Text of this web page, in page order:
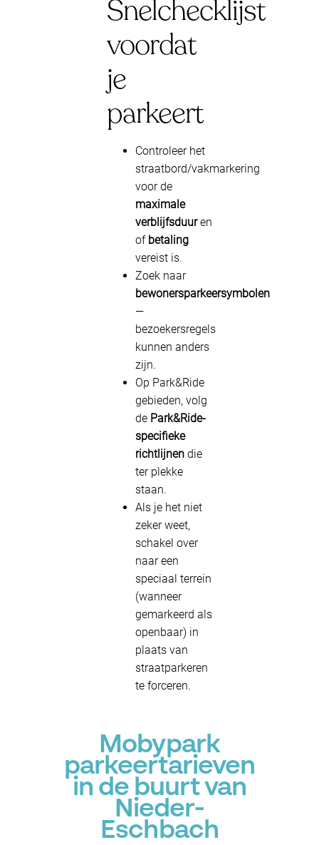
Snelchecklijst
voordat
je
parkeert
Controleer het
straatbord/vakmarkering
voor de
maximale
verblijfsduuren
of betaling
vereist is.
Zoek naar
bewonersparkeersymbolen
—
bezoekersregels
kunnen anders
zijn.
Op Park&Ride
gebieden, volg
de Park&Ride-
specifieke
richtlijnen die
ter plekke
staan.
Als je het niet
zeker weet,
schakel over
naar een
speciaal terrein
(wanneer
gemarkeerd als
openbaar) in
plaats van
straatparkeren
te forceren.
Mobypark
parkeertarieven
in de buurt van
Nieder-
Eschbach